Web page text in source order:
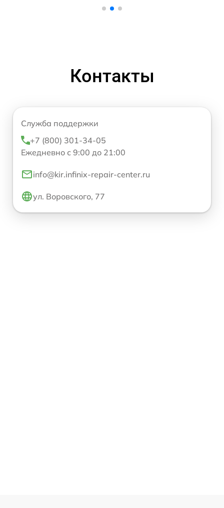
Контакты
Служба поддержки
+7 (800) 301-34-05
Ежедневно с 9:00 до 21:00
info@kir.infinix-repair-center.ru
ул. Воровского, 77